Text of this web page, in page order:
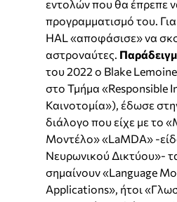
εντολών που θα έπρεπε
προγραμματισμό του.
HAL «αποφάσισε» να
αστροναύτες.
του 2022 ο Blake
στο Τμήμα «Responsible
Καινοτομία»), έδωσε
διάλογο που είχε με το
Μοντέλο» «LaMDA» -
Νευρωνικού Δικτύου»-
σημαίνουν «Language
Applications», ήτοι